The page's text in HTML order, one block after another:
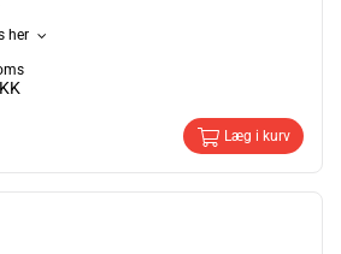
her
Læg i kurv